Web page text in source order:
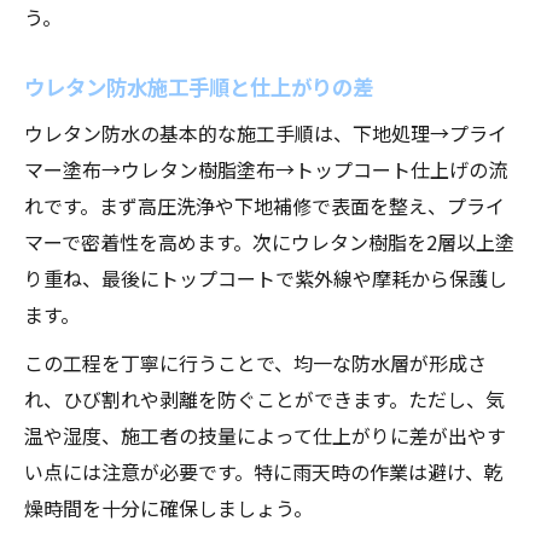
う。
ウレタン防水施工手順と仕上がりの差
ウレタン防水の基本的な施工手順は、下地処理→プライ
マー塗布→ウレタン樹脂塗布→トップコート仕上げの流
れです。まず高圧洗浄や下地補修で表面を整え、プライ
マーで密着性を高めます。次にウレタン樹脂を2層以上塗
り重ね、最後にトップコートで紫外線や摩耗から保護し
ます。
この工程を丁寧に行うことで、均一な防水層が形成さ
れ、ひび割れや剥離を防ぐことができます。ただし、気
温や湿度、施工者の技量によって仕上がりに差が出やす
い点には注意が必要です。特に雨天時の作業は避け、乾
燥時間を十分に確保しましょう。